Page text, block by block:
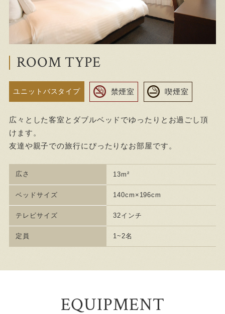
ROOM TYPE
ユニットバスタイプ 禁煙室 喫煙室
広々とした客室とダブルベッドでゆったりとお過ごし頂
けます。
友達や親子での旅行にぴったりなお部屋です。
広さ 13m²
ベッドサイズ 140cm×196cm
テレビサイズ 32インチ
定員 1~2名
EQUIPMENT